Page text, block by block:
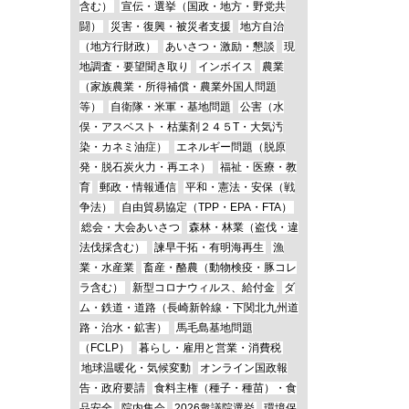
含む）
宣伝・選挙（国政・地方・野党共
闘）
災害・復興・被災者支援
地方自治
（地方行財政）
あいさつ・激励・懇談
現
地調査・要望聞き取り
インボイス
農業
（家族農業・所得補償・農業外国人問題
等）
自衛隊・米軍・基地問題
公害（水
俣・アスベスト・枯葉剤２４５T・大気汚
染・カネミ油症）
エネルギー問題（脱原
発・脱石炭火力・再エネ）
福祉・医療・教
育
郵政・情報通信
平和・憲法・安保（戦
争法）
自由貿易協定（TPP・EPA・FTA）
総会・大会あいさつ
森林・林業（盗伐・違
法伐採含む）
諫早干拓・有明海再生
漁
業・水産業
畜産・酪農（動物検疫・豚コレ
ラ含む）
新型コロナウィルス、給付金
ダ
ム・鉄道・道路（長崎新幹線・下関北九州道
路・治水・鉱害）
馬毛島基地問題
（FCLP）
暮らし・雇用と営業・消費税
地球温暖化・気候変動
オンライン国政報
告・政府要請
食料主権（種子・種苗）・食